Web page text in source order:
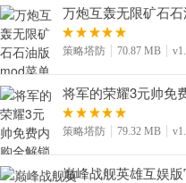
万炮互轰无限矿石
策略塔防 70.87 MB
将军的荣耀3元帅免
策略塔防 79.32 MB
巅峰战舰英雄互娱